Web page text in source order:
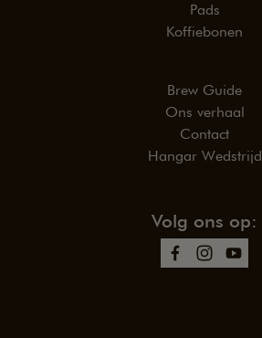
Pads
Koffiebonen
Brew Guide
Ons verhaal
Contact
Hangar Wedstrijd
Volg ons op: